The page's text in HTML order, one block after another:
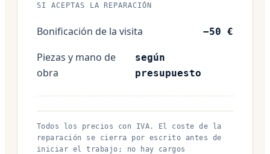
SI ACEPTAS LA REPARACIÓN
Bonificación de la visita −50 €
Piezas y mano de
obra
según
presupuesto
Todos los precios con IVA. El coste de la
reparación se cierra por escrito antes de
iniciar el trabajo; no hay cargos